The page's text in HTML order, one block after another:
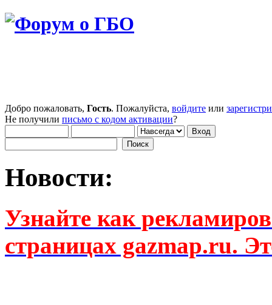
Добро пожаловать, Гость. Пожалуйста, войдите или
Не получили письмо с кодом активации?
Новости:
Узнайте как
страницах gazmap.ru.